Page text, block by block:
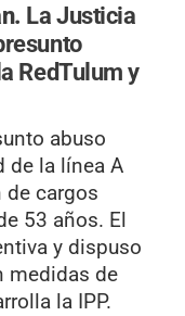
La Justicia
RedTulum y
abuso
de la línea A
de cargos
53 años. El
y dispuso
medidas de
la IPP.